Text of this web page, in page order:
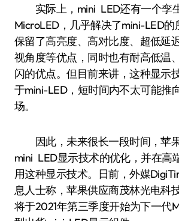
实际上，mini LED还有一个孪
MicroLED，几乎解决了mini-LED
保留了高亮度、高对比度、超低延
视角度等优点，同时也有耐高低温
闪的优点。但目前来讲，这种显示
于mini-LED，短时间内不太可能推
场。
因此，未来很长一段时间，苹
mini LED显示技术的优化，并在高
用这种显示技术。日前，外媒
息人士称，苹果供应商茂林光电科
将于2021年第三季度开始为下一代